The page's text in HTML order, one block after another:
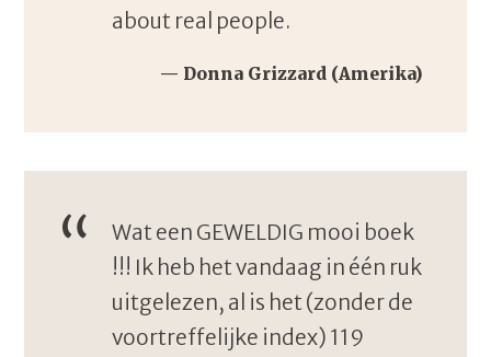
about real people.
Donna Grizzard (Amerika)
Wat een GEWELDIG mooi boek
!!! Ik heb het vandaag in één ruk
uitgelezen, al is het (zonder de
voortreffelijke index) 119